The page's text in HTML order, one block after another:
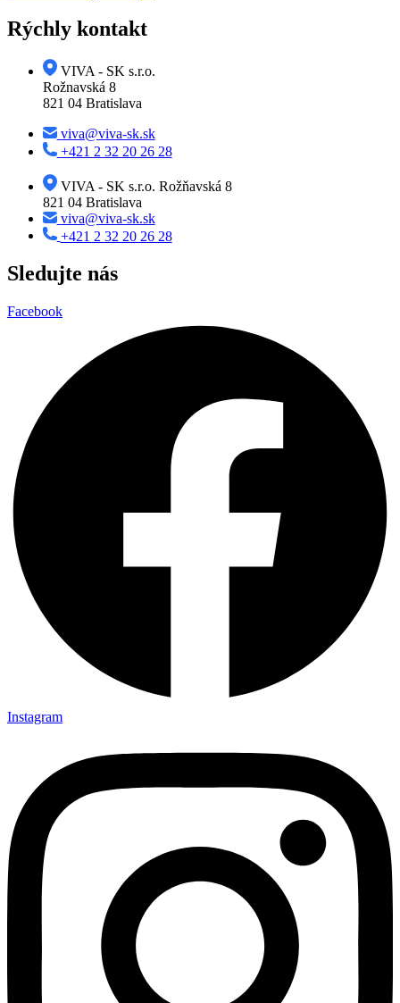
Rýchly kontakt
VIVA - SK s.r.o.
Rožnavská 8
821 04 Bratislava
viva@viva-sk.sk
+421 2 32 20 26 28
VIVA - SK s.r.o. Rožňavská 8
821 04 Bratislava
viva@viva-sk.sk
+421 2 32 20 26 28
Sledujte nás
Facebook
Instagram